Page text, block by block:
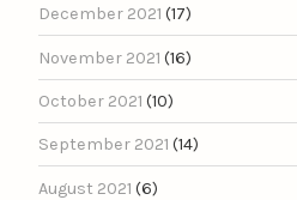
December 2021 (17)
November 2021 (16)
October 2021 (10)
September 2021 (14)
August 2021 (6)